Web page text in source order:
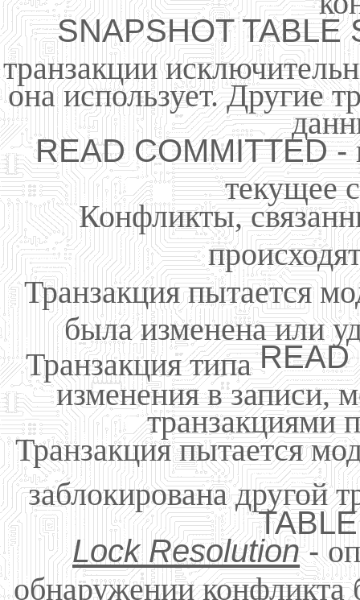
SNAPSHOT TABLE
транзакции
она использует. Другие
READ COMMITTED -
текущее
Конфликты,
Транзакция пытается
была изменена или
Транзакция типаREAD
изменения в записи,
транзакциями
Транзакция пытается
заблокирована другой
Lock Resolution-
обнаружении